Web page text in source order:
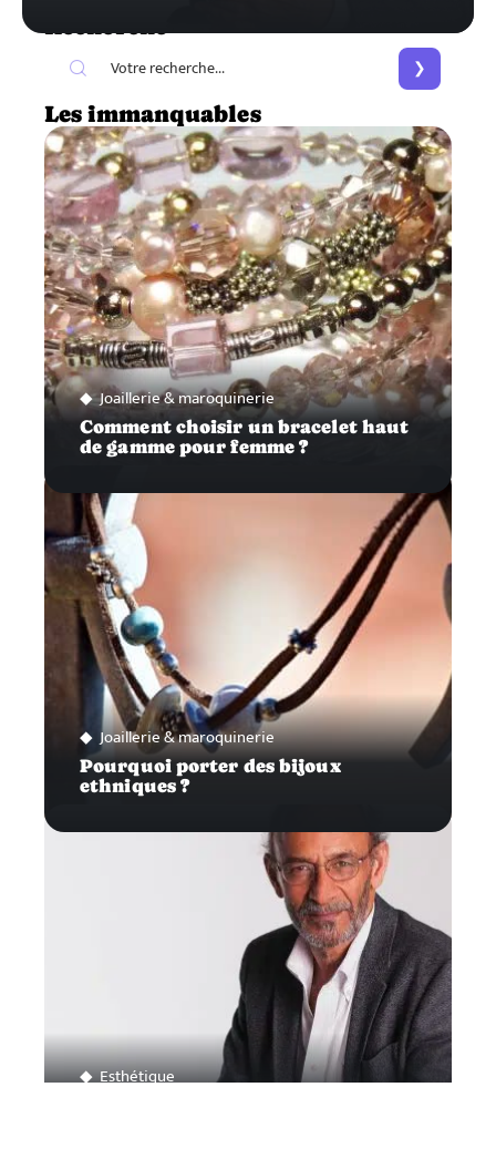
Les immanquables
Joaillerie & maroquinerie
Comment choisir un bracelet haut
de gamme pour femme ?
Joaillerie & maroquinerie
Pourquoi porter des bijoux
ethniques ?
Esthétique